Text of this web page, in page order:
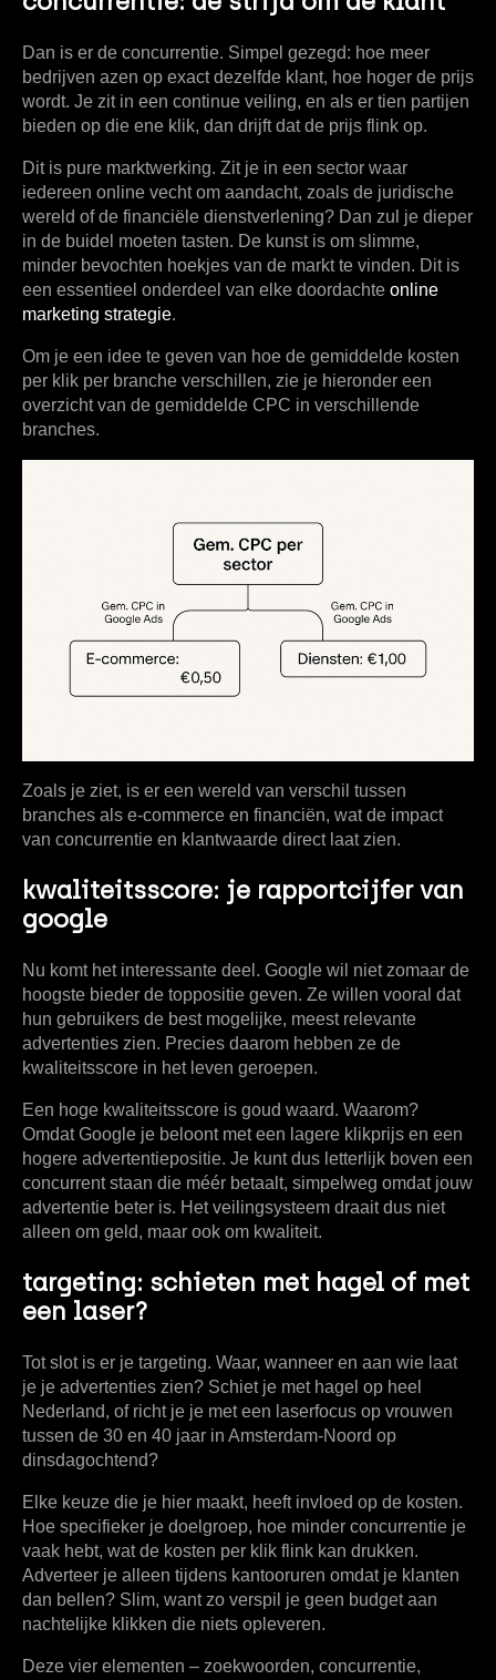
Dan is er de concurrentie. Simpel gezegd: hoe meer
bedrijven azen op exact dezelfde klant, hoe hoger de prijs
wordt. Je zit in een continue veiling, en als er tien partijen
bieden op die ene klik, dan drijft dat de prijs flink op.
Dit is pure marktwerking. Zit je in een sector waar
iedereen online vecht om aandacht, zoals de juridische
wereld of de financiële dienstverlening? Dan zul je dieper
in de buidel moeten tasten. De kunst is om slimme,
minder bevochten hoekjes van de markt te vinden. Dit is
een essentieel onderdeel van elke doordachte online
marketing strategie.
Om je een idee te geven van hoe de gemiddelde kosten
per klik per branche verschillen, zie je hieronder een
overzicht van de gemiddelde CPC in verschillende
branches.
Zoals je ziet, is er een wereld van verschil tussen
branches als e-commerce en financiën, wat de impact
van concurrentie en klantwaarde direct laat zien.
kwaliteitsscore: je rapportcijfer van
google
Nu komt het interessante deel. Google wil niet zomaar de
hoogste bieder de toppositie geven. Ze willen vooral dat
hun gebruikers de best mogelijke, meest relevante
advertenties zien. Precies daarom hebben ze de
kwaliteitsscore in het leven geroepen.
Een hoge kwaliteitsscore is goud waard. Waarom?
Omdat Google je beloont met een lagere klikprijs en een
hogere advertentiepositie. Je kunt dus letterlijk boven een
concurrent staan die méér betaalt, simpelweg omdat jouw
advertentie beter is. Het veilingsysteem draait dus niet
alleen om geld, maar ook om kwaliteit.
targeting: schieten met hagel of met
een laser?
Tot slot is er je targeting. Waar, wanneer en aan wie laat
je je advertenties zien? Schiet je met hagel op heel
Nederland, of richt je je met een laserfocus op vrouwen
tussen de 30 en 40 jaar in Amsterdam-Noord op
dinsdagochtend?
Elke keuze die je hier maakt, heeft invloed op de kosten.
Hoe specifieker je doelgroep, hoe minder concurrentie je
vaak hebt, wat de kosten per klik flink kan drukken.
Adverteer je alleen tijdens kantooruren omdat je klanten
dan bellen? Slim, want zo verspil je geen budget aan
nachtelijke klikken die niets opleveren.
Deze vier elementen – zoekwoorden, concurrentie,